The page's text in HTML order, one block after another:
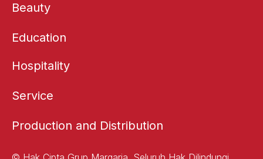
Beauty
Education
Hospitality
Service
Production and Distribution